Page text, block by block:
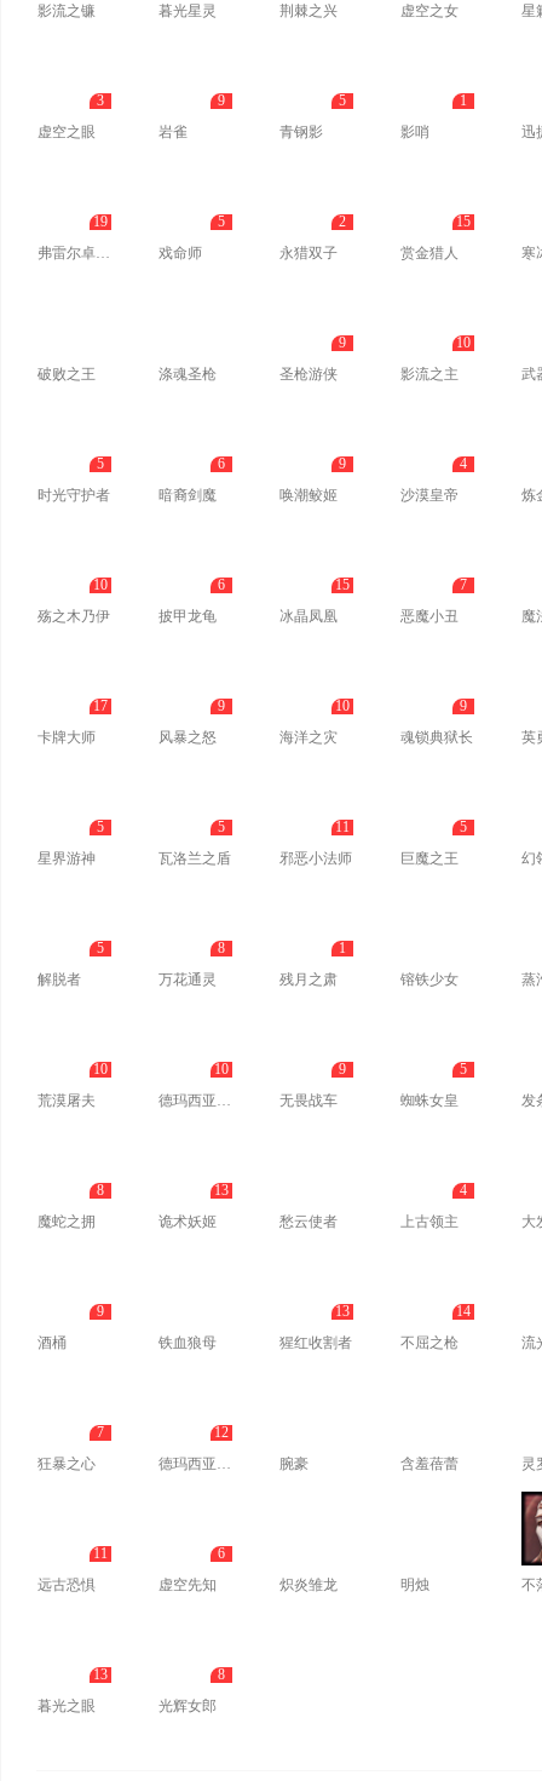
影流之镰
暮光星灵
荆棘之兴
虚空之女
星
虚空之眼
3
岩雀
9
青钢影
5
影哨
1
迅
弗雷尔卓德之心
19
戏命师
5
永猎双子
2
赏金猎人
15
寒
破败之王 涤魂圣枪 圣枪游侠
9
影流之主
10
武
时光守护者
5
暗裔剑魔
6
唤潮鲛姬
9
沙漠皇帝
4
炼
殇之木乃伊
10
披甲龙龟
6
冰晶凤凰
15
恶魔小丑
7
魔
卡牌大师
17
风暴之怒
9
海洋之灾
10
魂锁典狱长
9
英
星界游神
5
瓦洛兰之盾
5
邪恶小法师
11
巨魔之王
5
幻
解脱者
5
万花通灵
8
残月之肃
1
镕铁少女
蒸
荒漠屠夫
10
德玛西亚皇子
10
无畏战车
9
蜘蛛女皇
5
发
魔蛇之拥
8
诡术妖姬
13
愁云使者
上古领主
4
大
酒桶
9
铁血狼母
猩红收割者
13
不屈之枪
14
流
狂暴之心
7
德玛西亚之力
12
腕豪
含羞蓓蕾 灵
远古恐惧
11
虚空先知
6
炽炎雏龙
明烛 不
暮光之眼
13
光辉女郎
8